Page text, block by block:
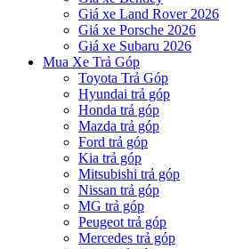
Giá xe Land Rover 2026
Giá xe Porsche 2026
Giá xe Subaru 2026
Mua Xe Trả Góp
Toyota Trả Góp
Hyundai trả góp
Honda trả góp
Mazda trả góp
Ford trả góp
Kia trả góp
Mitsubishi trả góp
Nissan trả góp
MG trả góp
Peugeot trả góp
Mercedes trả góp